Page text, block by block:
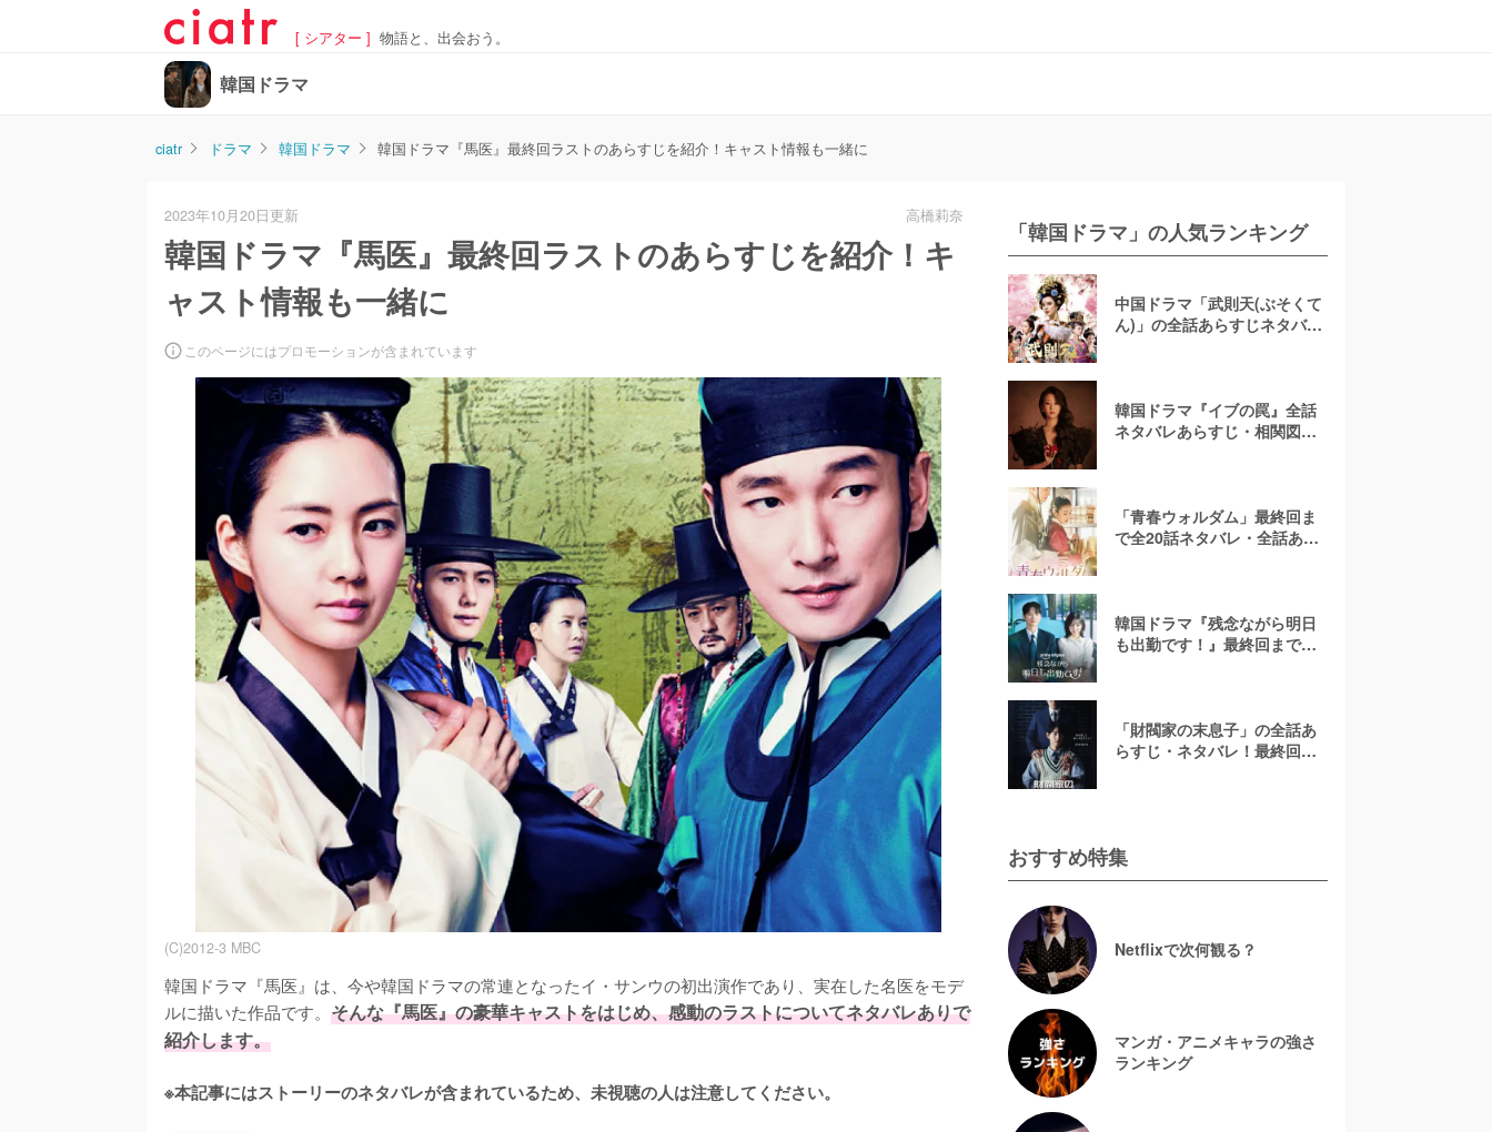
[ シアター ] 物語と、出会おう。
韓国ドラマ
ciatr ドラマ 韓国ドラマ 韓国ドラマ『馬医』最終回ラストのあらすじを紹介！キャスト情報も一緒に
2023年10月20日更新 高橋莉奈
韓国ドラマ『馬医』最終回ラストのあらすじを紹介！キ
ャスト情報も一緒に
このページにはプロモーションが含まれています
(C)2012-3 MBC
韓国ドラマ『馬医』は、今や韓国ドラマの常連となったイ・サンウの初出演作であり、実在した名医をモデ
ルに描いた作品です。 そんな『馬医』の豪華キャストをはじめ、感動のラストについてネタバレありで
紹介します。
※本記事にはストーリーのネタバレが含まれているため、未視聴の人は注意してください。
「韓国ドラマ」の人気ランキング
中国ドラマ「武則天(ぶそくて
ん)」の全話あらすじネタバレ
韓国ドラマ『イブの罠』全話
ネタバレあらすじ・相関図！
「青春ウォルダム」最終回ま
で全20話ネタバレ・全話あら
韓国ドラマ『残念ながら明日
も出勤です！』最終回までネ
「財閥家の末息子」の全話あ
らすじ・ネタバレ！最終回が
おすすめ特集
Netflixで次何観る？
マンガ・アニメキャラの強さ
ランキング